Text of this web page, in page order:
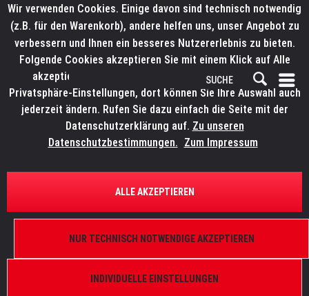
ÜBERSICHT ERSATZTEILE
Wir verwenden Cookies. Einige davon sind technisch notwendig
(z.B. für den Warenkorb), andere helfen uns, unser Angebot zu
verbessern und Ihnen ein besseres Nutzererlebnis zu bieten.
Folgende Cookies akzeptieren Sie mit einem Klick auf Alle
akzeptieren. Weitere Informationen finden Sie in den
Privatsphäre-Einstellungen, dort können Sie Ihre Auswahl auch
jederzeit ändern. Rufen Sie dazu einfach die Seite mit der
Datenschutzerklärung auf. Zu unseren
Datenschutzbestimmungen. Zum Impressum
INDIVIDUELLE EINSTELLUNGEN
NUR TECHNISCH NOTWENDIGE AKZEPTIEREN
ALLE AKZEPTIEREN